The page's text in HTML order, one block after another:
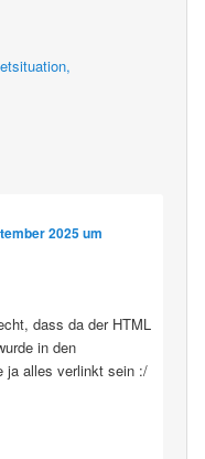
2025 um
dass da der HTML
in den
ja alles verlinkt sein :/